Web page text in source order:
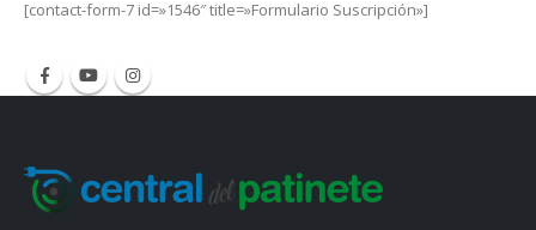
[contact-form-7 id=»1546″ title=»Formulario Suscripción»]